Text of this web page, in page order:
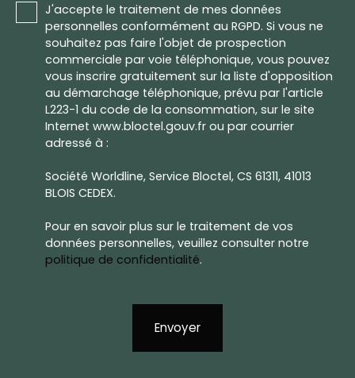
J'accepte le traitement de mes données
personnelles conformément au RGPD. Si vous ne
souhaitez pas faire l'objet de prospection
commerciale par voie téléphonique, vous pouvez
vous inscrire gratuitement sur la liste d'opposition
au démarchage téléphonique, prévu par l'article
L223-1 du code de la consommation, sur le site
Internet www.bloctel.gouv.fr ou par courrier
adressé à :
Société Worldline, Service Bloctel, CS 61311, 41013
BLOIS CEDEX.
Pour en savoir plus sur le traitement de vos
données personnelles, veuillez consulter notre
politique de confidentialité.
Envoyer